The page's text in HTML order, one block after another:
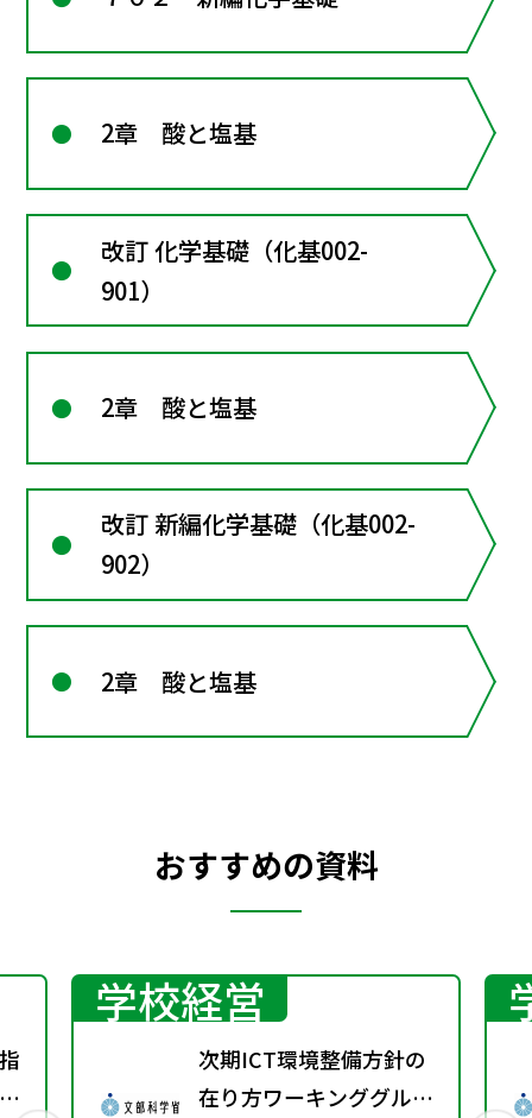
2章 酸と塩基
改訂 化学基礎（化基002-
901）
2章 酸と塩基
改訂 新編化学基礎（化基002-
902）
2章 酸と塩基
おすすめの資料
学校経営
次期ICT環境整備方針の
在り方ワーキンググルー